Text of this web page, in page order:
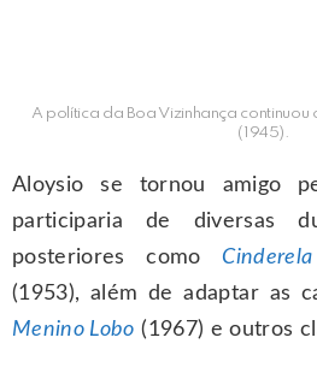
A política da Boa Vizinhança continuou
(1945).
Aloysio se tornou amigo
participaria de diversas
posteriores comoCinderela
(1953), além de adaptar as
Menino Lobo (1967) e outros